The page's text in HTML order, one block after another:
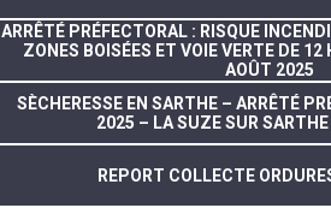
ARRÊTÉ PRÉFECTORAL : RISQUE
ZONES BOISÉES ET VOIE VERTE DE
AOÛT 2025
SÈCHERESSE EN SARTHE – ARRÊTÉ
2025 – LA SUZE SUR
REPORT COLLECTE